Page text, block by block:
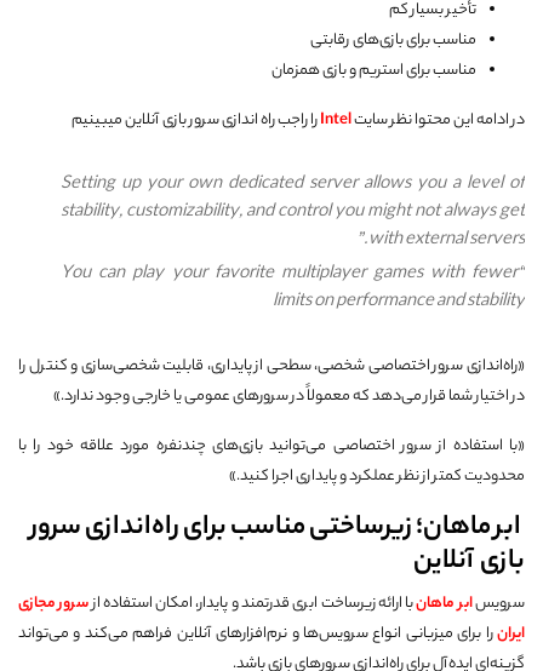
تأخیر بسیار کم
مناسب برای بازی‌های رقابتی
مناسب برای استریم و بازی همزمان
در ادامه این محتوا نظر سایتIntelرا راجب راه اندازی سرور بازی آنلاین میبینیم
Setting up your own dedicated server allows you a level of
stability, customizability, and control you might not always get
with external servers.”
“You can play your favorite multiplayer games with fewer
limits on performance and stability
«راه‌اندازی سرور اختصاصی شخصی، سطحی از پایداری، قابلیت شخصی‌سازی و کنترل را
در اختیار شما قرار می‌دهد که معمولاً در سرورهای عمومی یا خارجی وجود ندارد.»
«با استفاده از سرور اختصاصی می‌توانید بازی‌های چندنفره مورد علاقه خود را با
محدودیت کمتر از نظر عملکرد و پایداری اجرا کنید.»
ابر ماهان؛ زیرساختی مناسب برای راه‌اندازی سرور
بازی آنلاین
سرویسابر ماهانبا ارائه زیرساخت ابری قدرتمند و پایدار، امکان استفاده ازسرور مجازی
ایرانرا برای میزبانی انواع سرویس‌ها و نرم‌افزارهای آنلاین فراهم می‌کند و می‌تواند
گزینه‌ای ایده‌آل برای راه‌اندازی سرورهای بازی باشد.